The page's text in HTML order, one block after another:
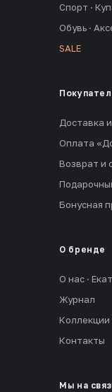
Спорт ·
Обувь ·
SALE
Доставка
Оплата
Возврат и
Бонусная
О бренде
О нас ·
Журнал
Коллекции
Контакты
Мы на